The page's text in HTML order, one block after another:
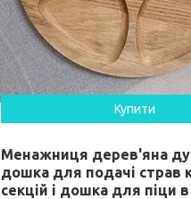
Купити
Менажниця дерев'яна
дошка для подачі страв
секцій і дошка для піци